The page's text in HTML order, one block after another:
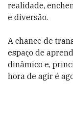
realidade,
e diversão.
A chance de
espaço de
dinâmico e,
hora de agir é